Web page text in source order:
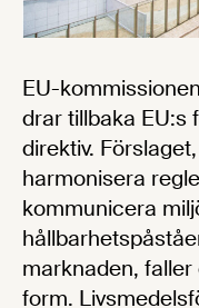
EU-
drar tillbaka EU:s
direktiv.
harmonisera
kommunicera
marknaden,
form.